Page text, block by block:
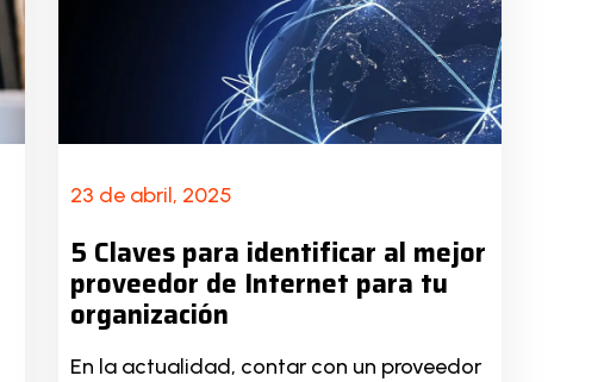
23 de abril, 2025
5 Claves para identificar al mejor
proveedor de Internet para tu
organización
En la actualidad, contar con un proveedor